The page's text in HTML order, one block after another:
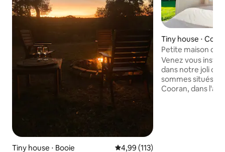
Tiny house ⋅ Booie Évaluation moyenne sur la
4,99 (113)
Tiny house ⋅
Petite maison de
Venez vous
dans notre joli
sommes situés
Cooran, dans